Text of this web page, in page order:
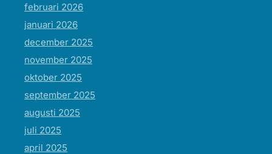
februari 2026
januari 2026
december 2025
november 2025
oktober 2025
september 2025
augusti 2025
juli 2025
april 2025